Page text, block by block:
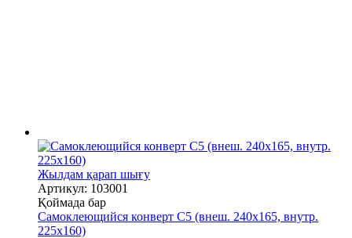
Жылдам қарап шығу
Артикул: 103001
Қоймада бар
Самоклеющийся конверт С5 (внеш. 240х165, внутр.
225х160)